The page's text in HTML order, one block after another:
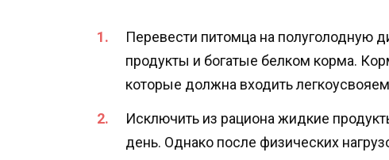
Перевести питомца на полуголодную
продукты и богатые белком корма.
которые должна входить
Исключить из рациона жидкие
день. Однако после физических